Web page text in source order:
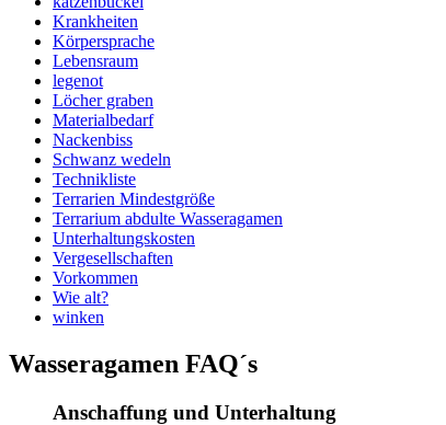
Krankheiten
Körpersprache
Lebensraum
legenot
Löcher graben
Materialbedarf
Nackenbiss
Schwanz wedeln
Technikliste
Terrarien Mindestgröße
Terrarium abdulte Wasseragamen
Unterhaltungskosten
Vergesellschaften
Vorkommen
Wie alt?
winken
Wasseragamen FAQ´s
Anschaffung und Unterhaltung